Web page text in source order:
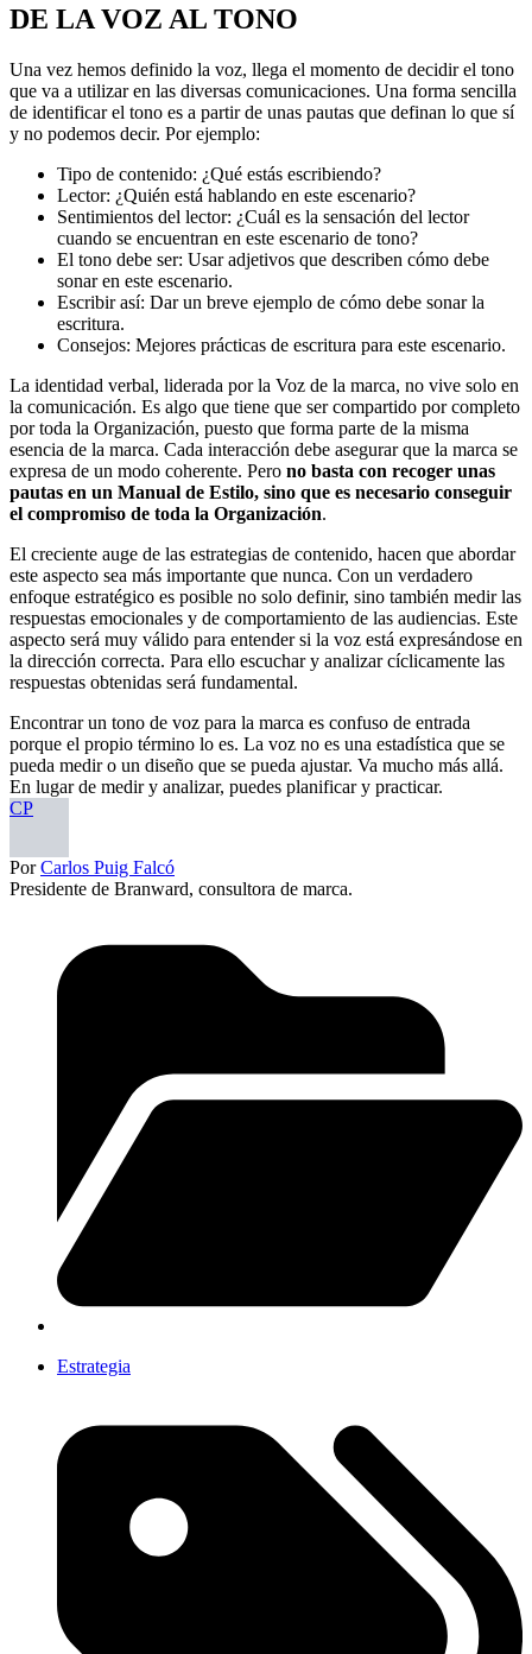
DE LA VOZ AL TONO
Una vez hemos definido la voz, llega el momento de decidir el tono
que va a utilizar en las diversas comunicaciones. Una forma sencilla
de identificar el tono es a partir de unas pautas que definan lo que sí
y no podemos decir. Por ejemplo:
Tipo de contenido: ¿Qué estás escribiendo?
Lector: ¿Quién está hablando en este escenario?
Sentimientos del lector: ¿Cuál es la sensación del lector
cuando se encuentran en este escenario de tono?
El tono debe ser: Usar adjetivos que describen cómo debe
sonar en este escenario.
Escribir así: Dar un breve ejemplo de cómo debe sonar la
escritura.
Consejos: Mejores prácticas de escritura para este escenario.
La identidad verbal, liderada por la Voz de la marca, no vive solo en
la comunicación. Es algo que tiene que ser compartido por completo
por toda la Organización, puesto que forma parte de la misma
esencia de la marca. Cada interacción debe asegurar que la marca se
expresa de un modo coherente. Pero no basta con recoger unas
pautas en un Manual de Estilo, sino que es necesario conseguir
el compromiso de toda la Organización.
El creciente auge de las estrategias de contenido, hacen que abordar
este aspecto sea más importante que nunca. Con un verdadero
enfoque estratégico es posible no solo definir, sino también medir las
respuestas emocionales y de comportamiento de las audiencias. Este
aspecto será muy válido para entender si la voz está expresándose en
la dirección correcta. Para ello escuchar y analizar cíclicamente las
respuestas obtenidas será fundamental.
Encontrar un tono de voz para la marca es confuso de entrada
porque el propio término lo es. La voz no es una estadística que se
pueda medir o un diseño que se pueda ajustar. Va mucho más allá.
En lugar de medir y analizar, puedes planificar y practicar.
CP
PorCarlos Puig Falcó
Presidente de Branward, consultora de marca.
Estrategia